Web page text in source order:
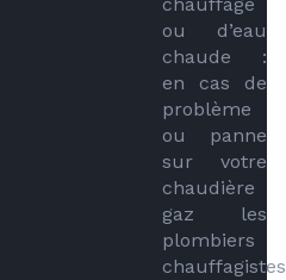
ou d’eau
chaude :
en cas de
problème
ou panne
sur votre
chaudière
gaz les
plombiers
chauffagistes